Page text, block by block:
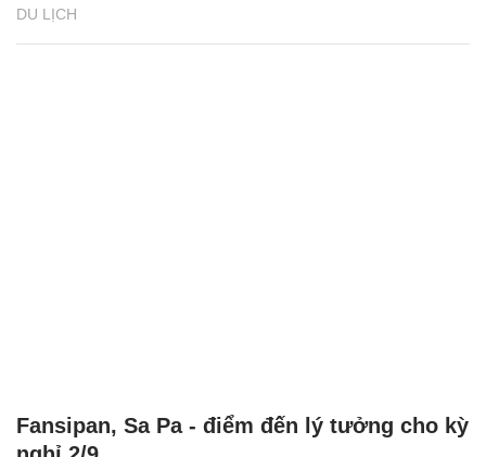
DU LỊCH
Fansipan, Sa Pa - điểm đến lý tưởng cho kỳ